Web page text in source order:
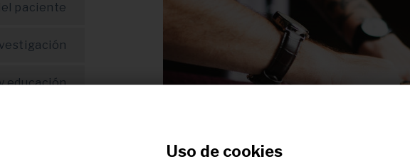
paciente
educación
del
Uso de cookies